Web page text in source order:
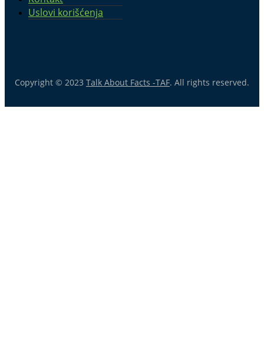
Uslovi korišćenja
Copyright © 2023 Talk About Facts -TAF. All rights reserved.